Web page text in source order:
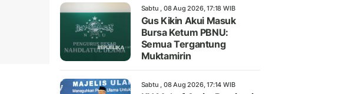
Sabtu , 08 Aug 2026, 17:18 WIB
Gus Kikin Akui Masuk
Bursa Ketum PBNU:
Semua Tergantung
Muktamirin
Sabtu , 08 Aug 2026, 17:14 WIB